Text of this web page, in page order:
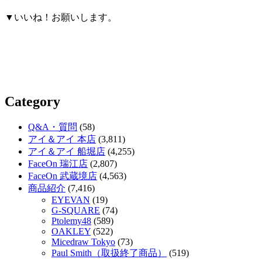
▼いいね！お願いします。
Category
Q&A・質問 (58)
アイ＆アイ 本店 (3,811)
アイ＆アイ 船堀店 (4,255)
FaceOn 瑞江店 (2,807)
FaceOn 武蔵境店 (4,563)
商品紹介 (7,416)
EYEVAN (19)
G-SQUARE (74)
Ptolemy48 (589)
OAKLEY (522)
Micedraw Tokyo (73)
Paul Smith（取扱終了商品）
(519)